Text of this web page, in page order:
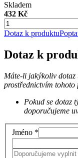
Skladem
432 Kč
Dotaz k produktu
Dotaz k
Máte-li jakýkoliv dotaz
prostřednictvím tohoto
Pokud se dotaz
doporučujeme
Jméno *